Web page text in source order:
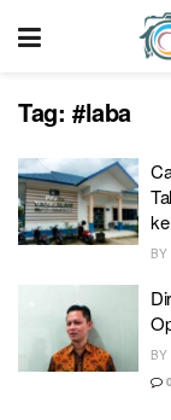
Tag: #laba
BY
BY
0